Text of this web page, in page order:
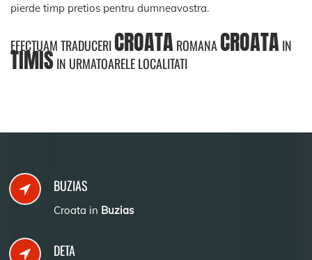
pierde timp pretios pentru dumneavostra.
EFECTUAM TRADUCERICROATA ROMANACROATA IN
TIMISIN URMATOARELE LOCALITATI
BUZIAS
Croata in Buzias
DETA